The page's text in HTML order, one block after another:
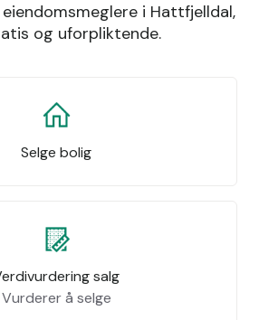
i Hattfjelldal,
og uforpliktende.
Selge bolig
salg
Vurderer å selge